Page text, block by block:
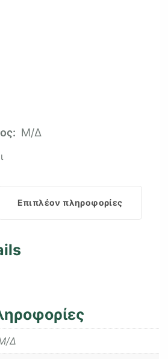
Μ/Δ
Επιπλέον πληροφορίες
Δ